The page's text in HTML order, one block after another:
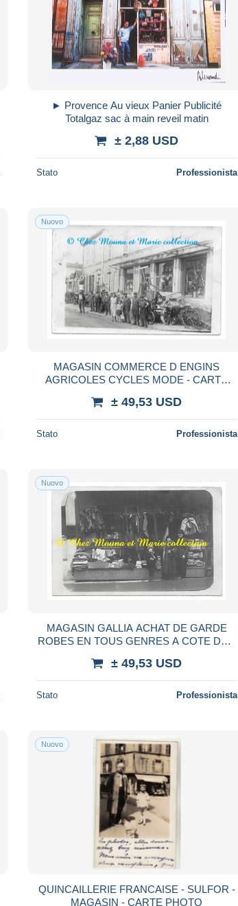
► Provence Au vieux Panier Publicité
Totalgaz sac à main reveil matin
± 2,88 USD
Stato Professionista
Nuovo
MAGASIN COMMERCE D ENGINS
AGRICOLES CYCLES MODE - CARTE
± 49,53 USD
Stato Professionista
Nuovo
MAGASIN GALLIA ACHAT DE GARDE
ROBES EN TOUS GENRES A COTE DE L
SITUER
± 49,53 USD
Stato Professionista
Nuovo
QUINCAILLERIE FRANCAISE - SULFOR -
MAGASIN - CARTE PHOTO